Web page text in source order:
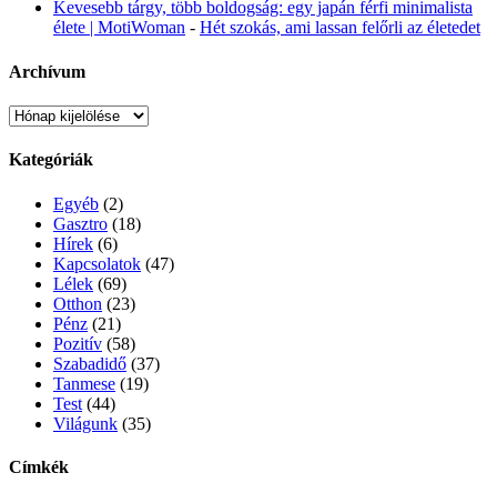
Kevesebb tárgy, több boldogság: egy japán férfi minimalista
élete | MotiWoman - Hét szokás, ami lassan felőrli az életedet
Archívum
Archívum
Kategóriák
Egyéb (2)
Gasztro (18)
Hírek (6)
Kapcsolatok (47)
Lélek (69)
Otthon (23)
Pénz (21)
Pozitív (58)
Szabadidő (37)
Tanmese (19)
Test (44)
Világunk (35)
Címkék